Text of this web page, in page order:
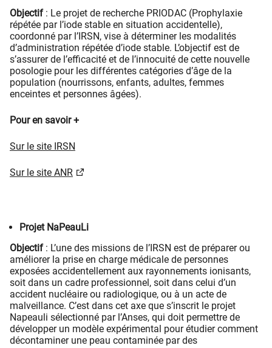
Objectif : Le projet de recherche PRIODAC (Prophylaxie
répétée par l’iode stable en situation accidentelle),
coordonné par l’IRSN, vise à déterminer les modalités
d’administration répétée d’iode stable. L’objectif est de
s’assurer de l’efficacité et de l’innocuité de cette nouvelle
posologie pour les différentes catégories d’âge de la
population (nourrissons, enfants, adultes, femmes
enceintes et personnes âgées).
Pour en savoir +
Sur le site IRSN​
Sur le site ANR
Projet NaPeauLi
Objectif : L’une des missions de l’IRSN est de préparer ou
améliorer la prise en charge médicale de personnes
exposées accidentellement aux rayonnements ionisants,
soit dans un cadre professionnel, soit dans celui d’un
accident nucléaire ou radiologique, ou à un acte de
malveillance. C’est dans cet axe que s’inscrit le projet
Napeauli sélectionné par l’Anses, qui doit permettre de
développer un modèle expérimental pour étudier comment
décontaminer une peau contaminée par des